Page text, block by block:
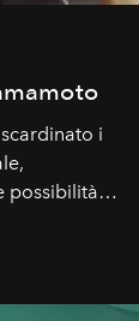
i
possibilità